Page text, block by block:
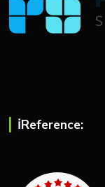
ℹ︎Reference: